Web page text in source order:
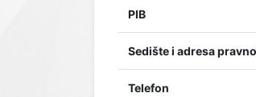
PIB
Sedište i adresa
Telefon